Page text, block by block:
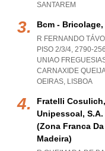
SANTAREM
Bcm - Bricolage,
R FERNANDO
PISO 2/3/4, 2790-256
UNIAO
CARNAXIDE
OEIRAS, LISBOA
Fratelli Cosulich,
Unipessoal, S.a.
(zona Franca Da
Madeira)